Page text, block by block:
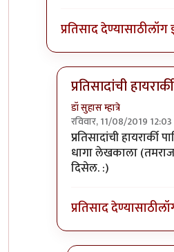
प्रतिसाद देण्यासाठीलॉग
प्रतिसादांची
डॉ सुहास म्हात्रे
रविवार, 11/08/2019 12:03
In reply toगीता मला
प्रतिसादांची हायरार्की
धागा लेखकाला
दिसेल. :)
प्रतिसाद देण्यासाठी